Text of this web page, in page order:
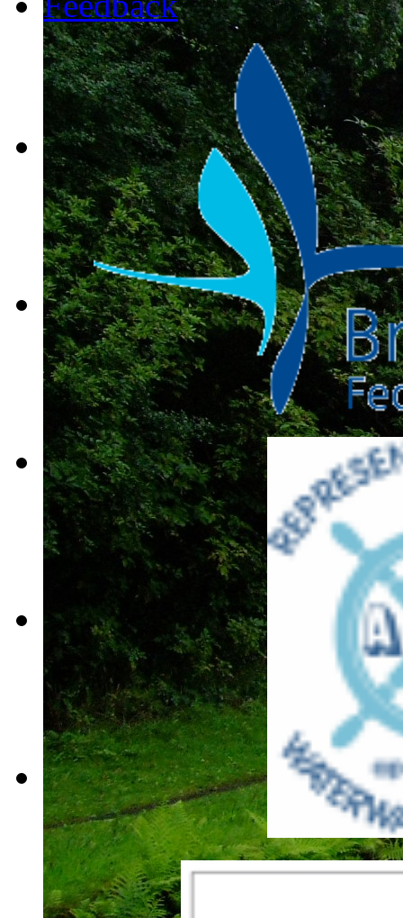
tour-2009-
022
tour-2009-
023
tour-2009-
024
tour-2009-
026
tour-2009-
028
tour-2009-
029